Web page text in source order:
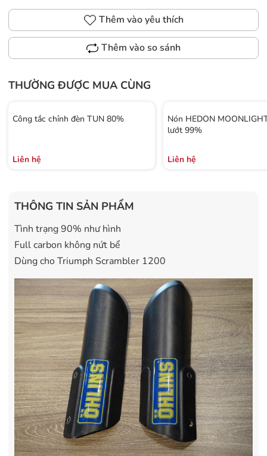
Thêm vào yêu thích
Thêm vào so sánh
THƯỜNG ĐƯỢC MUA CÙNG
Công tắc chỉnh đèn TUN 80%
Liên hệ
Nón HEDON
lướt 99%
Liên hệ
THÔNG TIN SẢN PHẨM
Tình trạng 90% như hình
Full carbon không nứt bể
Dùng cho Triumph Scrambler 1200